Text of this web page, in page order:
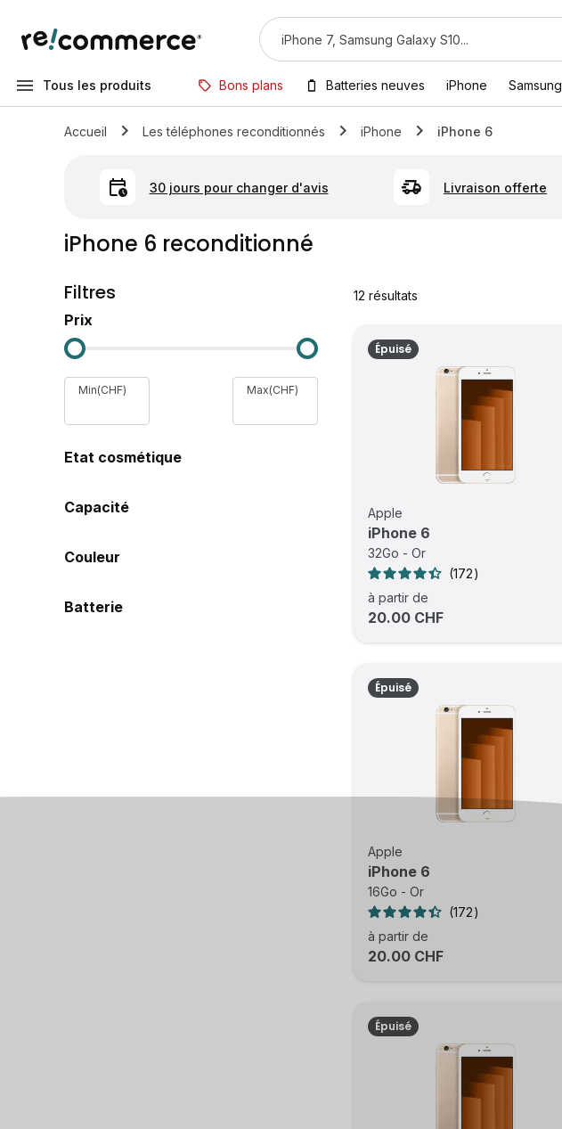
Tous les produits Bons plans Batteries neuves iPhone Samsung
Accueil Les téléphones reconditionnés iPhone iPhone 6
30 jours pour changer d'avis Livraison offerte
iPhone 6 reconditionné
12 résultats
Épuisé
Apple
iPhone 6
32Go - Or
172
à partir de
20.00 CHF
Épuisé
Apple
iPhone 6
16Go - Or
172
à partir de
20.00 CHF
Épuisé
Filtres
Prix
Min(CHF) Max(CHF)
Etat cosmétique
Capacité
Couleur
Batterie